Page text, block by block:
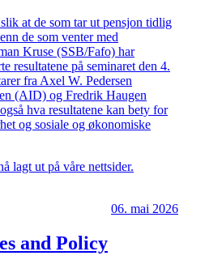
at de som tar ut pensjon tidlig
de som venter med
Kruse (SSB/Fafo) har
resultatene på seminaret den 4.
fra Axel W. Pedersen
(AID) og Fredrik Haugen
hva resultatene kan bety for
og sosiale og økonomiske
lagt ut på våre nettsider.
06. mai 2026
and Policy